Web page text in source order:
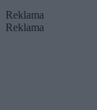
Reklama
Reklama